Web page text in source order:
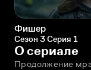
Фишер
Сезон 3 Серия 1
О сериале
Продолжение